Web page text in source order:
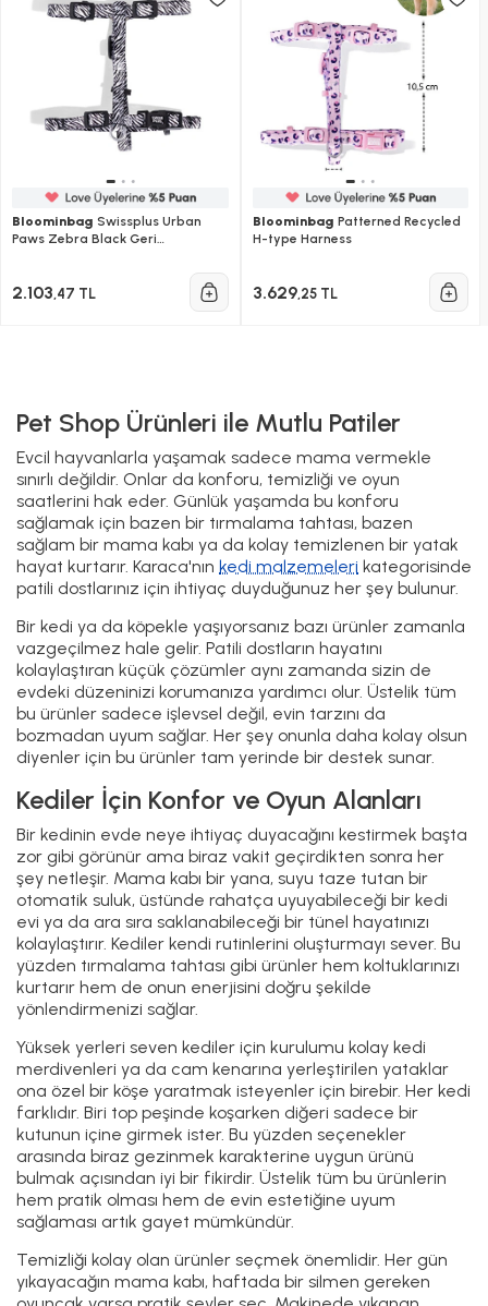
Bloominbag Swissplus Urban
Paws Zebra Black Geri
2.103,47 TL
Bloominbag Patterned Recycled
H-type Harness
3.629,25 TL
Pet Shop Ürünleri ile Mutlu Patiler
Evcil hayvanlarla yaşamak sadece mama vermekle
sınırlı değildir. Onlar da konforu, temizliği ve oyun
saatlerini hak eder. Günlük yaşamda bu konforu
sağlamak için bazen bir tırmalama tahtası, bazen
sağlam bir mama kabı ya da kolay temizlenen bir yatak
hayat kurtarır. Karaca'nın kedi malzemeleri kategorisinde
patili dostlarınız için ihtiyaç duyduğunuz her şey bulunur.
Bir kedi ya da köpekle yaşıyorsanız bazı ürünler zamanla
vazgeçilmez hale gelir. Patili dostların hayatını
kolaylaştıran küçük çözümler aynı zamanda sizin de
evdeki düzeninizi korumanıza yardımcı olur. Üstelik tüm
bu ürünler sadece işlevsel değil, evin tarzını da
bozmadan uyum sağlar. Her şey onunla daha kolay olsun
diyenler için bu ürünler tam yerinde bir destek sunar.
Kediler İçin Konfor ve Oyun Alanları
Bir kedinin evde neye ihtiyaç duyacağını kestirmek başta
zor gibi görünür ama biraz vakit geçirdikten sonra her
şey netleşir. Mama kabı bir yana, suyu taze tutan bir
otomatik suluk, üstünde rahatça uyuyabileceği bir kedi
evi ya da ara sıra saklanabileceği bir tünel hayatınızı
kolaylaştırır. Kediler kendi rutinlerini oluşturmayı sever. Bu
yüzden tırmalama tahtası gibi ürünler hem koltuklarınızı
kurtarır hem de onun enerjisini doğru şekilde
yönlendirmenizi sağlar.
Yüksek yerleri seven kediler için kurulumu kolay kedi
merdivenleri ya da cam kenarına yerleştirilen yataklar
ona özel bir köşe yaratmak isteyenler için birebir. Her kedi
farklıdır. Biri top peşinde koşarken diğeri sadece bir
kutunun içine girmek ister. Bu yüzden seçenekler
arasında biraz gezinmek karakterine uygun ürünü
bulmak açısından iyi bir fikirdir. Üstelik tüm bu ürünlerin
hem pratik olması hem de evin estetiğine uyum
sağlaması artık gayet mümkündür.
Temizliği kolay olan ürünler seçmek önemlidir. Her gün
yıkayacağın mama kabı, haftada bir silmen gereken